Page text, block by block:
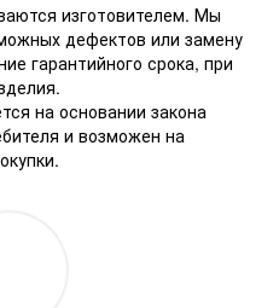
изготовителем. Мы
дефектов или замену
гарантийного срока, при
на основании закона
и возможен на